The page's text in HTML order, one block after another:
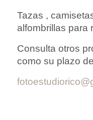
Tazas ,
alfombrillas para
Consulta otros
como su plazo